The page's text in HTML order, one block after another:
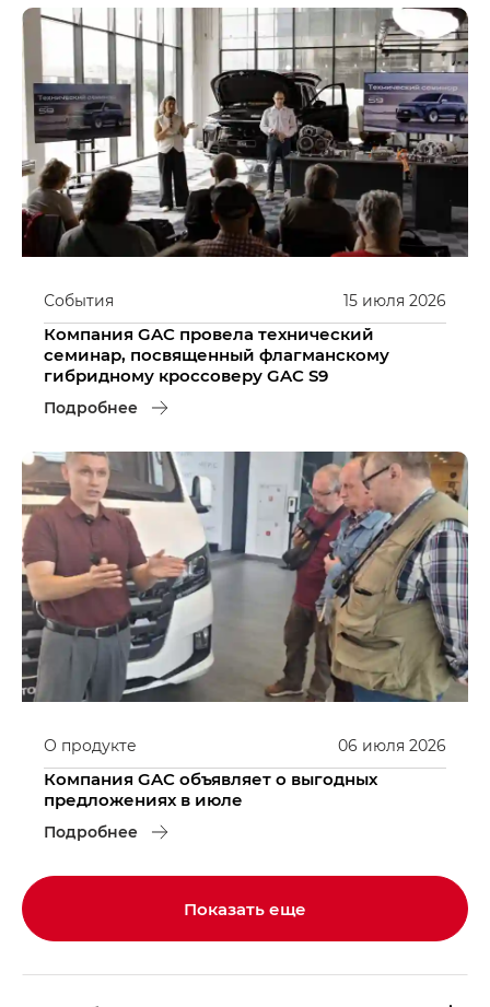
15 июля 2026
События
Компания GAC провела технический
семинар, посвященный флагманскому
гибридному кроссоверу GAC S9
Подробнее
06 июля 2026
О продукте
Компания GAC объявляет о выгодных
предложениях в июле
Подробнее
Показать еще